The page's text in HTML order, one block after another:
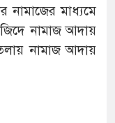
নামাজের মাধ্যমে
নামাজ আদায়
নামাজ আদায়